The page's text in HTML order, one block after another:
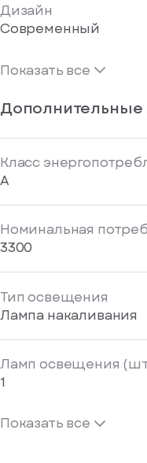
Дизайн
Современный
Показать все
Дополнительные
Класс
A
Номинальная
3300
Тип освещения
Лампа накаливания
Ламп освещения
1
Показать все